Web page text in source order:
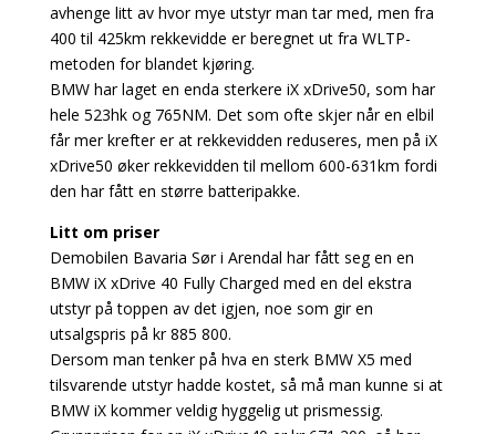
avhenge litt av hvor mye utstyr man tar med, men fra
400 til 425km rekkevidde er beregnet ut fra WLTP-
metoden for blandet kjøring.
BMW har laget en enda sterkere iX xDrive50, som har
hele 523hk og 765NM. Det som ofte skjer når en elbil
får mer krefter er at rekkevidden reduseres, men på iX
xDrive50 øker rekkevidden til mellom 600-631km fordi
den har fått en større batteripakke.
Litt om priser
Demobilen Bavaria Sør i Arendal har fått seg en en
BMW iX xDrive 40 Fully Charged med en del ekstra
utstyr på toppen av det igjen, noe som gir en
utsalgspris på kr 885 800.
Dersom man tenker på hva en sterk BMW X5 med
tilsvarende utstyr hadde kostet, så må man kunne si at
BMW iX kommer veldig hyggelig ut prismessig.